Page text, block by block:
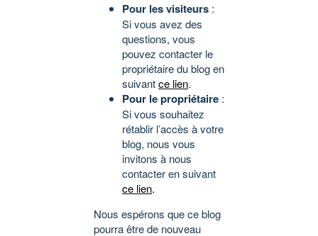
Pour les visiteurs :
Si vous avez des
questions, vous
pouvez contacter le
propriétaire du blog en
suivantce lien.
Pour le propriétaire :
Si vous souhaitez
rétablir l’accès à votre
blog, nous vous
invitons à nous
contacter en suivant
ce lien.
Nous espérons que ce blog
pourra être de nouveau